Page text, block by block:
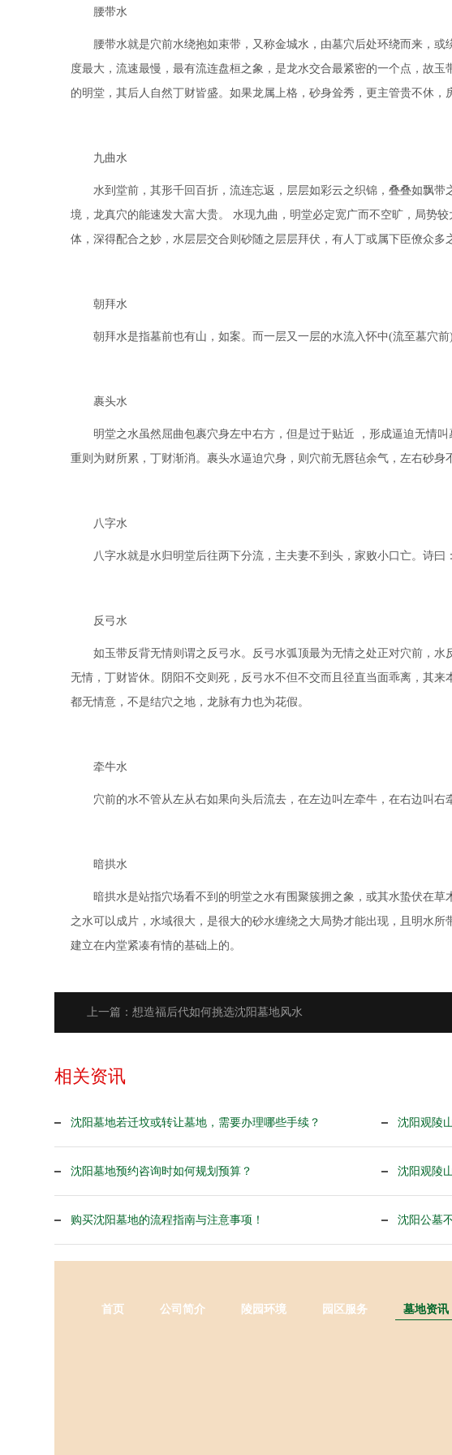
腰带水
腰带水就是穴前水绕抱如束带，又称金城水，由墓穴后处环绕而来，或
度最大，流速最慢，最有流连盘桓之象，是龙水交合最紧密的一个点，故
的明堂，其后人自然丁财皆盛。如果龙属上格，砂身耸秀，更主管贵不休，
九曲水
水到堂前，其形千回百折，流连忘返，层层如彩云之织锦，叠叠如飘带
境，龙真穴的能速发大富大贵。 水现九曲，明堂必定宽广而不空旷，局势
体，深得配合之妙，水层层交合则砂随之层层拜伏，有人丁或属下臣僚众
朝拜水
朝拜水是指墓前也有山，如案。而一层又一层的水流入怀中(流至墓穴前)
裹头水
明堂之水虽然屈曲包裹穴身左中右方，但是过于贴近 ，形成逼迫无情叫
重则为财所累，丁财渐消。裹头水逼迫穴身，则穴前无唇毡余气，左右砂身
八字水
八字水就是水归明堂后往两下分流，主夫妻不到头，家败小口亡。诗曰
反弓水
如玉带反背无情则谓之反弓水。反弓水弧顶最为无情之处正对穴前，水
无情，丁财皆休。阴阳不交则死，反弓水不但不交而且径直当面乖离，其
都无情意，不是结穴之地，龙脉有力也为花假。
牵牛水
穴前的水不管从左从右如果向头后流去，在左边叫左牵牛，在右边叫右
暗拱水
暗拱水是站指穴场看不到的明堂之水有围聚簇拥之象，或其水蛰伏在草
之水可以成片，水域很大，是很大的砂水缠绕之大局势才能出现，且明水
建立在内堂紧凑有情的基础上的。
上一篇：想造福后代如何挑选沈阳墓地风水
相关资讯
沈阳墓地若迁坟或转让墓地，需要办理哪些手续？ 沈阳观陵
沈阳墓地预约咨询时如何规划预算？ 沈阳观陵
购买沈阳墓地的流程指南与注意事项！ 沈阳公墓
首页 公司简介 陵园环境 园区服务 墓地资讯